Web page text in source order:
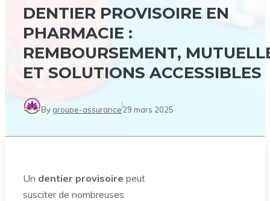
DENTIER PROVISOIRE EN
PHARMACIE :
REMBOURSEMENT,
ET SOLUTIONS ACCESSIBLES
By groupe-assurance29 mars 2025
Un dentier provisoire peut
susciter de nombreuses